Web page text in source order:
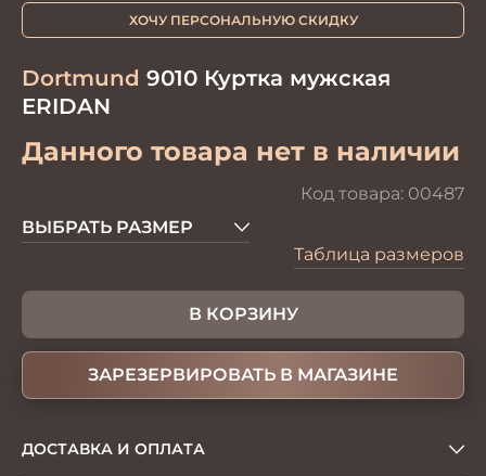
Dortmund 9010 Куртка мужская
ERIDAN
Данного товара нет в наличии
Код товара: 00487
ХОЧУ ПЕРСОНАЛЬНУЮ СКИДКУ
ВЫБРАТЬ РАЗМЕР
Таблица размеров
В КОРЗИНУ
ЗАРЕЗЕРВИРОВАТЬ В МАГАЗИНЕ
ДОСТАВКА И ОПЛАТА